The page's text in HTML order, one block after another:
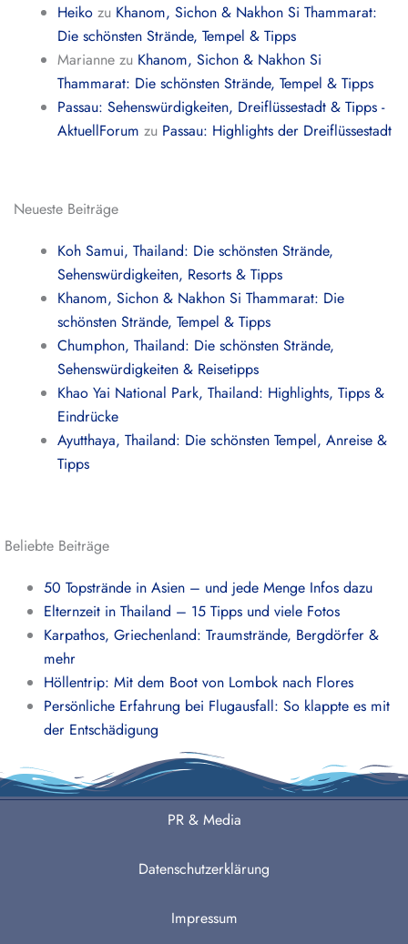
Heiko zu Khanom, Sichon & Nakhon Si Thammarat:
Die schönsten Strände, Tempel & Tipps
Marianne zu Khanom, Sichon & Nakhon Si
Thammarat: Die schönsten Strände, Tempel & Tipps
Passau: Sehenswürdigkeiten, Dreiflüssestadt & Tipps -
AktuellForum zu Passau: Highlights der Dreiflüssestadt
Neueste Beiträge
Koh Samui, Thailand: Die schönsten Strände,
Sehenswürdigkeiten, Resorts & Tipps
Khanom, Sichon & Nakhon Si Thammarat: Die
schönsten Strände, Tempel & Tipps
Chumphon, Thailand: Die schönsten Strände,
Sehenswürdigkeiten & Reisetipps
Khao Yai National Park, Thailand: Highlights, Tipps &
Eindrücke
Ayutthaya, Thailand: Die schönsten Tempel, Anreise &
Tipps
Beliebte Beiträge
50 Topstrände in Asien – und jede Menge Infos dazu
Elternzeit in Thailand – 15 Tipps und viele Fotos
Karpathos, Griechenland: Traumstrände, Bergdörfer &
mehr
Höllentrip: Mit dem Boot von Lombok nach Flores
Persönliche Erfahrung bei Flugausfall: So klappte es mit
der Entschädigung
PR & Media
Datenschutzerklärung
Impressum